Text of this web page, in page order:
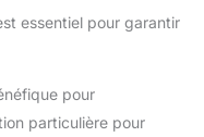
essentiel pour garantir
pour
particulière pour